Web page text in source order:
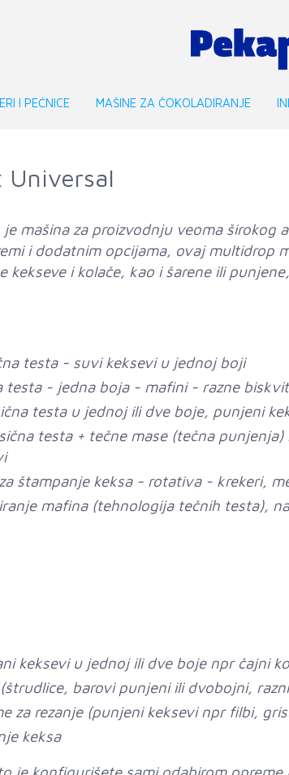
I PEĆNICE MAŠINE ZA ČOKOLADIRANJE
Universal
mašina za proizvodnju veoma širokog
i dodatnim opcijama, ovaj multidrop
i kolače, kao i šarene ili
testa - suvi keksevi u jednoj boji
testa - jedna boja - mafini - razne
testa u jednoj ili dve boje, punjeni
testa + tečne mase (tečna
štampanje keksa - rotativa - krekeri,
mafina (tehnologija tečnih testa),
keksevi u jednoj ili dve boje npr čajni
barovi punjeni ili dvobojni,
za rezanje (punjeni keksevi npr filbi,
keksa